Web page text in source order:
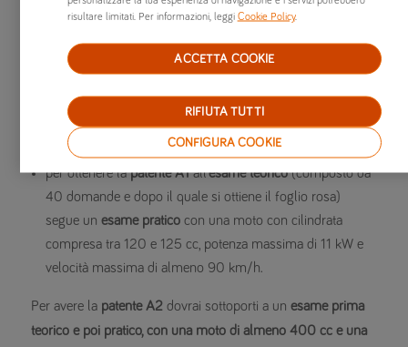
E come si ottengono questi diversi tipi di patente? Ecco i
conseguire la patente AMdovrai superare unesame
teorico
, costituito da 30 quiz specifici per la patente AM,
mentre laprova praticasi articola in 2 fasi, ovvero guidare
in un’area attrezzata e nel traffico
per ottenere lapatente A1all’esame teorico(composto da
40 domande e dopo il quale si ottiene il foglio rosa)
segue un esame pratico con una moto con cilindrata
compresa tra 120 e 125 cc, potenza massima di 11 kW e
velocità massima di almeno 90 km/h.
Per avere la patente A2 dovrai sottoporti a un esame prima
teorico e poi pratico, con una moto di almeno 400 cc e una
risultare limitati. Per informazioni, leggi Cookie Policy.
CONFIGURA COOKIE
RIFIUTA TUTTI
ACCETTA COOKIE